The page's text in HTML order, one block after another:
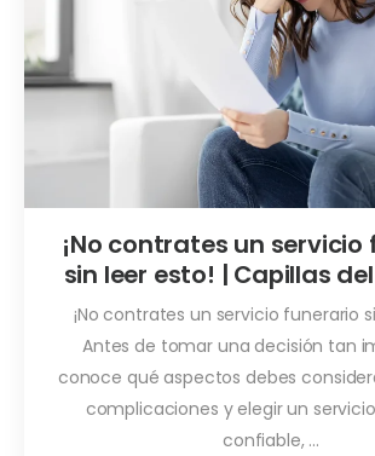
¡No contrates un servicio
sin leer esto! | Capillas
¡No contrates un servicio funerario
Antes de tomar una decisión tan
conoce qué aspectos debes
complicaciones y elegir un
confiable, ...